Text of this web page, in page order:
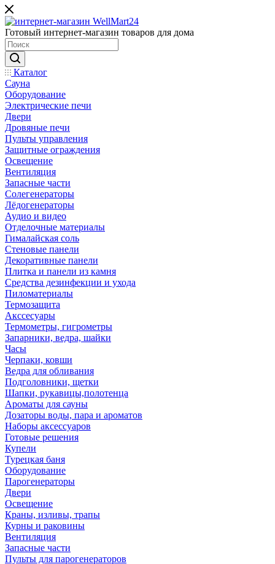
Готовый интернет-магазин товаров для дома
Каталог
Сауна
Оборудование
Электрические печи
Двери
Дровяные печи
Пульты управления
Защитные ограждения
Освещение
Вентиляция
Запасные части
Солегенераторы
Лёдогенераторы
Аудио и видео
Отделочные материалы
Гималайская соль
Стеновые панели
Декоративные панели
Плитка и панели из камня
Средства дезинфекции и ухода
Пиломатериалы
Термозащита
Аксcесуары
Термометры, гигрометры
Запарники, ведра, шайки
Часы
Черпаки, ковши
Ведра для обливания
Подголовники, щетки
Шапки, рукавицы,полотенца
Ароматы для сауны
Дозаторы воды, пара и ароматов
Наборы аксессуаров
Готовые решения
Купели
Турецкая баня
Оборудование
Парогенераторы
Двери
Освещение
Краны, изливы, трапы
Курны и раковины
Вентиляция
Запасные части
Пульты для парогенераторов